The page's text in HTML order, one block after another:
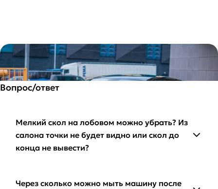
Вопрос/ответ
Мелкий скол на лобовом можно убрать? Из
салона точки не будет видно или скол до
конца не вывести?
Через сколько можно мыть машину после